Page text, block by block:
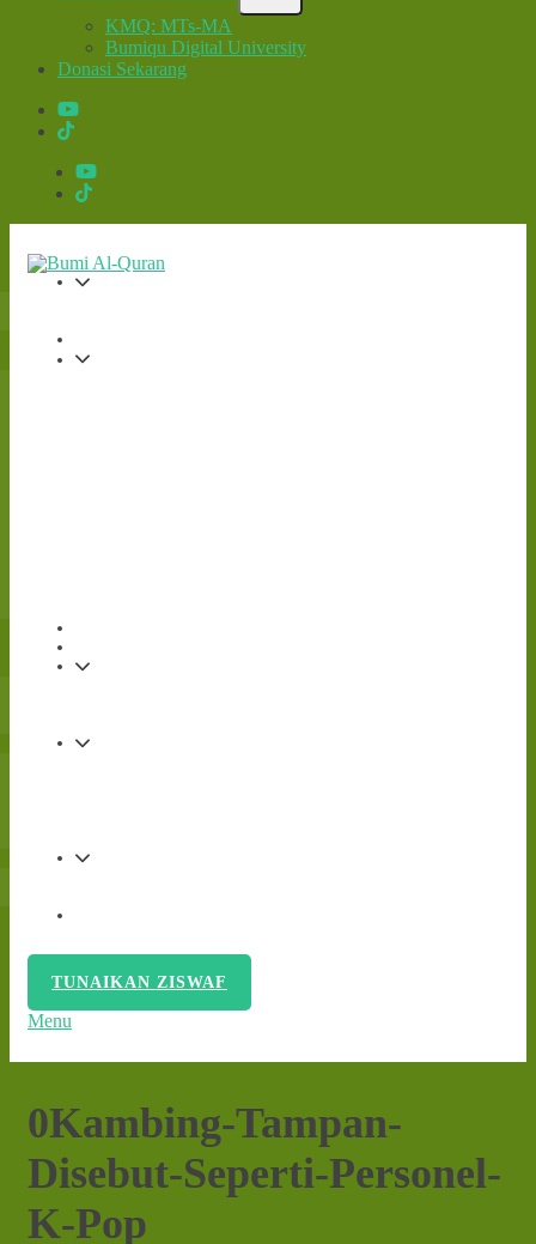
KMQ: MTs-MA
Bumiqu Digital University
Donasi Sekarang
TUNAIKAN ZISWAF
Menu
0Kambing-Tampan-
Disebut-Seperti-Personel-
K-Pop